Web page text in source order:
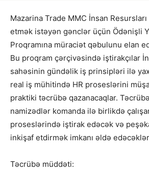
Mazarina Trade MMC İnsan
etmək istəyən gənclər üçün Ödənişli
Proqramına müraciət qəbulunu elan
Bu proqram çərçivəsində iştirakçılar
sahəsinin gündəlik iş prinsipləri ilə
real iş mühitində HR proseslərini
praktiki təcrübə qazanacaqlar.
namizədlər komanda ilə birlikdə
proseslərində iştirak edəcək və
inkişaf etdirmək imkanı əldə
Təcrübə müddəti: